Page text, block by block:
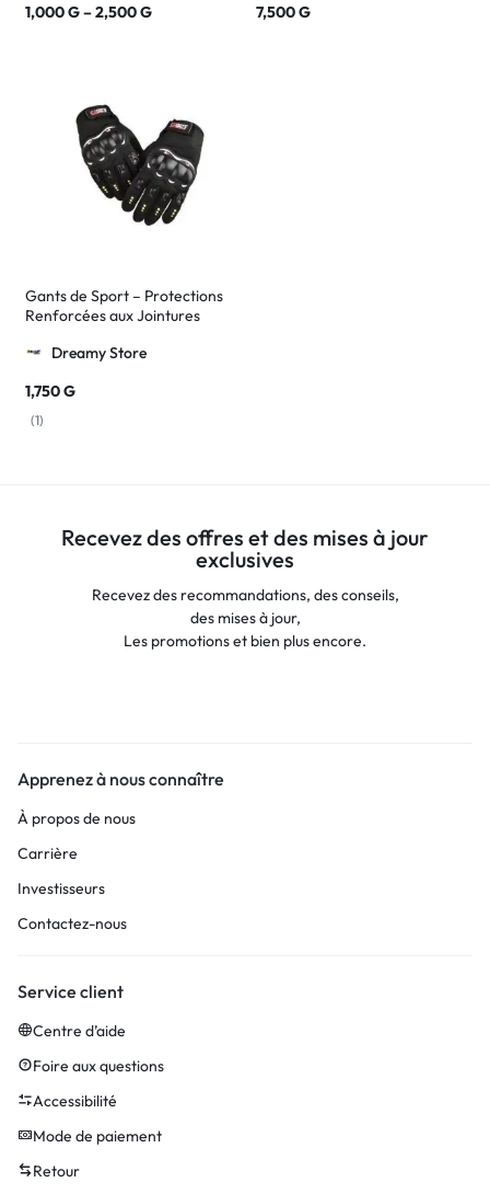
1,000G–2,500G
7,500G
Gants de Sport – Protections
Renforcées aux Jointures
Dreamy Store
1,750G
(1)
Recevez des offres et des mises à jour
exclusives
Recevez des recommandations, des conseils,
des mises à jour,
Les promotions et bien plus encore.
Apprenez à nous connaître
À propos de nous
Carrière
Investisseurs
Contactez-nous
Service client
Centre d’aide
Foire aux questions
Accessibilité
Mode de paiement
Retour